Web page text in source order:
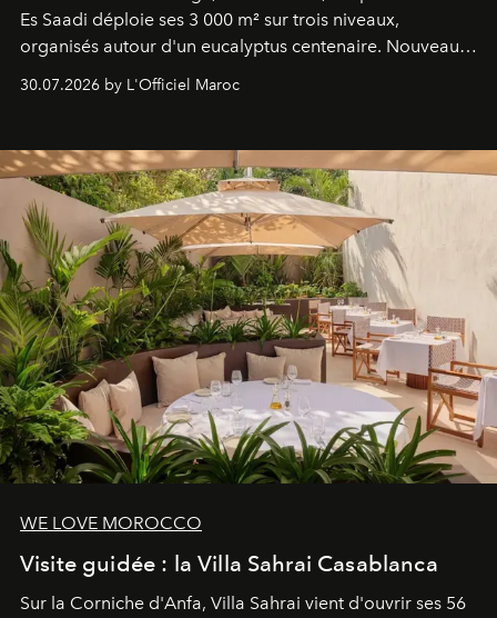
Es Saadi déploie ses 3 000 m² sur trois niveaux,
organisés autour d'un eucalyptus centenaire. Nouveau
Lobby Bien-Être et Beauté, exclusivité mondiale en
neuro-cosmétique, parcours thermal et studio dédié au
entièreté, entre science des émotions et rituels
reposants.
30.07.2026 by L'Officiel Maroc
WE LOVE MOROCCO
Visite guidée : la Villa Sahrai Casablanca
Sur la Corniche d'Anfa, Villa Sahrai vient d'ouvrir ses 56